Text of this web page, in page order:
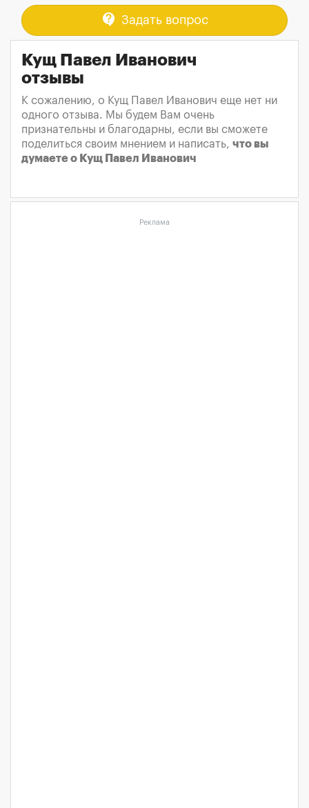
contact_support Задать вопрос
Кущ Павел Иванович
отзывы
К сожалению, о Кущ Павел Иванович еще нет ни
одного отзыва. Мы будем Вам очень
признательны и благодарны, если вы сможете
поделиться своим мнением и написать, что вы
думаете о Кущ Павел Иванович
Реклама